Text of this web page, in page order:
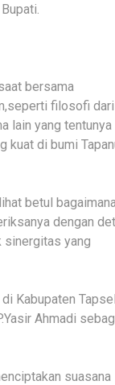
bersama
filosofi dari
lain yang tentunya
kuat di bumi
betul bagaimana
dengan
sinergitas yang
Kabupaten Tapsel
Ahmadi
suasana